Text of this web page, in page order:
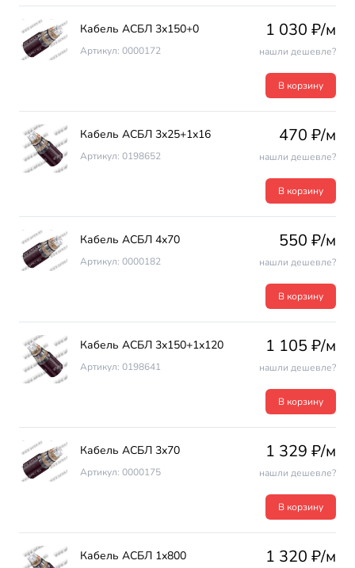
Кабель АСБЛ 3х150+0
Артикул: 0000172
1 030 ₽/м
нашли дешевле?
В корзину
Кабель АСБЛ 3х25+1х16
Артикул: 0198652
470 ₽/м
нашли дешевле?
В корзину
Кабель АСБЛ 4х70
Артикул: 0000182
550 ₽/м
нашли дешевле?
В корзину
Кабель АСБЛ 3х150+1х120
Артикул: 0198641
1 105 ₽/м
нашли дешевле?
В корзину
Кабель АСБЛ 3х70
Артикул: 0000175
1 329 ₽/м
нашли дешевле?
В корзину
Кабель АСБЛ 1х800 1 320 ₽/м